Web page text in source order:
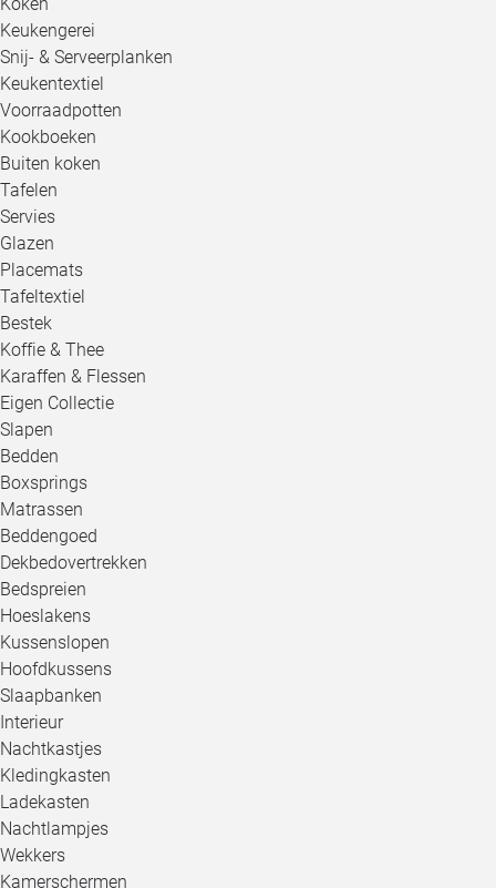
Keukengerei
Snij- & Serveerplanken
Keukentextiel
Voorraadpotten
Kookboeken
Buiten koken
Tafelen
Servies
Glazen
Placemats
Tafeltextiel
Bestek
Koffie & Thee
Karaffen & Flessen
Eigen Collectie
Slapen
Bedden
Boxsprings
Matrassen
Beddengoed
Dekbedovertrekken
Bedspreien
Hoeslakens
Kussenslopen
Hoofdkussens
Slaapbanken
Interieur
Nachtkastjes
Kledingkasten
Ladekasten
Nachtlampjes
Wekkers
Kamerschermen